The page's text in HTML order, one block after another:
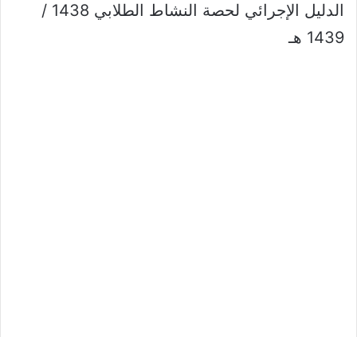
الدليل الإجرائي لحصة النشاط الطلابي 1438 /
1439 هـ